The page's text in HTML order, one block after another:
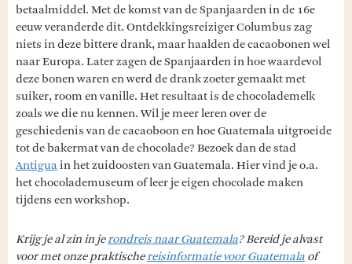
betaalmiddel. Met de komst van de Spanjaarden in de 16e
eeuw veranderde dit. Ontdekkingsreiziger Columbus zag
niets in deze bittere drank, maar haalden de cacaobonen wel
naar Europa. Later zagen de Spanjaarden in hoe waardevol
deze bonen waren en werd de drank zoeter gemaakt met
suiker, room en vanille. Het resultaat is de chocolademelk
zoals we die nu kennen. Wil je meer leren over de
geschiedenis van de cacaoboon en hoe Guatemala uitgroeide
tot de bakermat van de chocolade? Bezoek dan de stad
Antiguain het zuidoosten van Guatemala. Hier vind je o.a.
het chocolademuseum of leer je eigen chocolade maken
tijdens een workshop.
Krijg je al zin in jerondreis naar Guatemala? Bereid je alvast
voor met onze praktischereisinformatie voor Guatemala of